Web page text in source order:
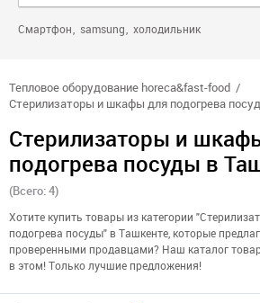
Смартфон samsung холодильник
Тепловое оборудование horeca&fast-food
Стерилизаторы и шкафы для подогрева
Стерилизаторы и
подогрева посуды в
(Всего: 4)
Хотите купить товары из категории
подогрева посуды" в Ташкенте, которые
проверенными продавцами? Наш каталог
в этом! Только лучшие предложения!